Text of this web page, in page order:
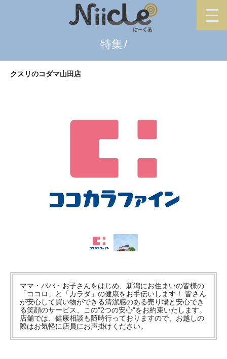
特集
クスリのコダマ山田店
ママ・パパ・お子さんをはじめ、新潟にお住まいの皆様の
「ココロ」と「カラダ」の健康をお手伝いします！ 皆さん
が安心して買い物ができる清潔感のある売り場と安心でき
る笑顔のサービス、この"2つの安心"をお約束いたします。
店舗では、健康相談も随時行っておりますので、お越しの
際はお気軽に店員にお声掛けください。